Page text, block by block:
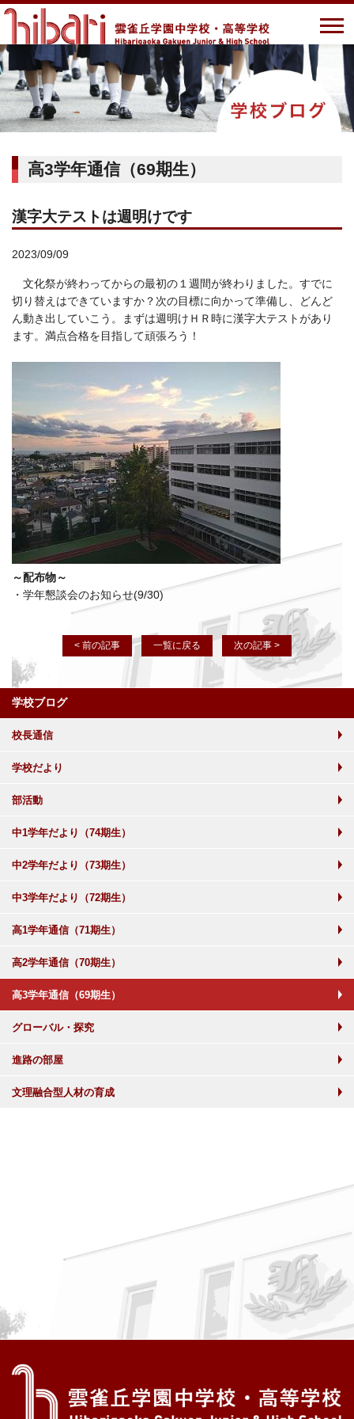
高3学年通信（69期生）
漢字大テストは週明けです
2023/09/09
文化祭が終わってからの最初の１週間が終わりました。すでに
切り替えはできていますか？次の目標に向かって準備し、どんど
ん動き出していこう。まずは週明けＨＲ時に漢字大テストがあり
ます。満点合格を目指して頑張ろう！
～配布物～
・学年懇談会のお知らせ(9/30)
< 前の記事 一覧に戻る 次の記事 >
学校ブログ
校長通信
学校だより
部活動
中1学年だより（74期生）
中2学年だより（73期生）
中3学年だより（72期生）
高1学年通信（71期生）
高2学年通信（70期生）
高3学年通信（69期生）
グローバル・探究
進路の部屋
文理融合型人材の育成